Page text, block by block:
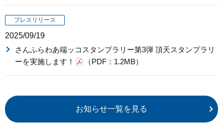
プレスリリース
2025/09/19
さんふらわあ端ッコスタンプラリー第3弾 頂天スタンプラリ
ーを実施します！
（PDF：1.2MB）
お知らせ一覧を見る